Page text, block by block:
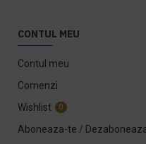
CONTUL MEU
Contul meu
Comenzi
Wishlist
0
Aboneaza-te /